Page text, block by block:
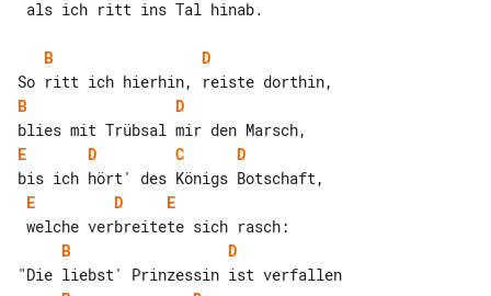
B
D
B
D
E
D C
D
E
D
E
B
D